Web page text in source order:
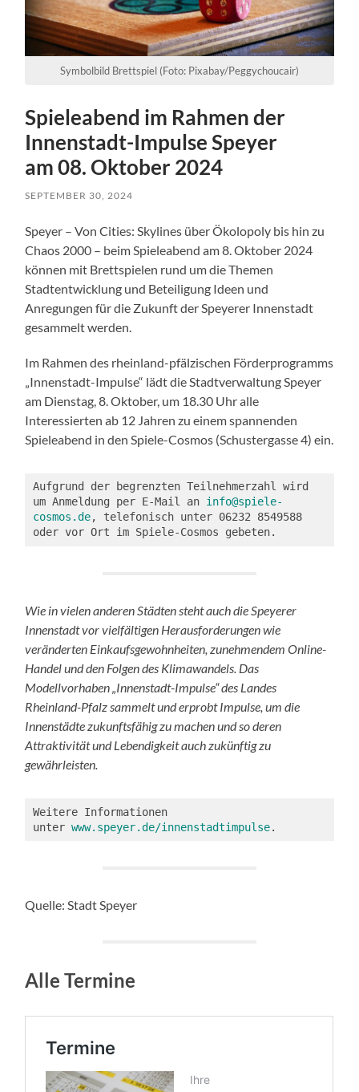
Symbolbild Brettspiel (Foto: Pixabay/Peggychoucair)
Spieleabend im Rahmen der
Innenstadt-Impulse Speyer
am 08. Oktober 2024
SEPTEMBER 30, 2024
Speyer – Von Cities: Skylines über Ökolopoly bis hin zu
Chaos 2000 – beim Spieleabend am 8. Oktober 2024
können mit Brettspielen rund um die Themen
Stadtentwicklung und Beteiligung Ideen und
Anregungen für die Zukunft der Speyerer Innenstadt
gesammelt werden.
Im Rahmen des rheinland-pfälzischen Förderprogramms
„Innenstadt-Impulse“ lädt die Stadtverwaltung Speyer
am Dienstag, 8. Oktober, um 18.30 Uhr alle
Interessierten ab 12 Jahren zu einem spannenden
Spieleabend in den Spiele-Cosmos (Schustergasse 4) ein.
Aufgrund der begrenzten Teilnehmerzahl wird
um Anmeldung per E-Mail an info@spiele-
cosmos.de, telefonisch unter 06232 8549588
oder vor Ort im Spiele-Cosmos gebeten.
Wie in vielen anderen Städten steht auch die Speyerer
Innenstadt vor vielfältigen Herausforderungen wie
veränderten Einkaufsgewohnheiten, zunehmendem Online-
Handel und den Folgen des Klimawandels. Das
Modellvorhaben „Innenstadt-Impulse“ des Landes
Rheinland-Pfalz sammelt und erprobt Impulse, um die
Innenstädte zukunftsfähig zu machen und so deren
Attraktivität und Lebendigkeit auch zukünftig zu
gewährleisten.
Weitere Informationen
unter www.speyer.de/innenstadtimpulse.
Quelle: Stadt Speyer
Alle Termine